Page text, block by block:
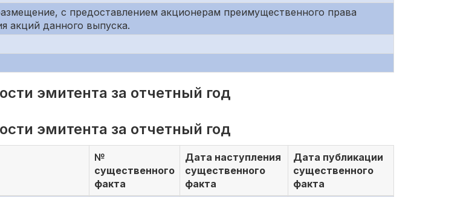
с предоставлением акционерам преимущественного права
акций данного выпуска.
эмитента за отчетный год
эмитента за отчетный год
№
существенного
факта
Дата наступления
существенного
факта
Дата публикации
существенного
факта